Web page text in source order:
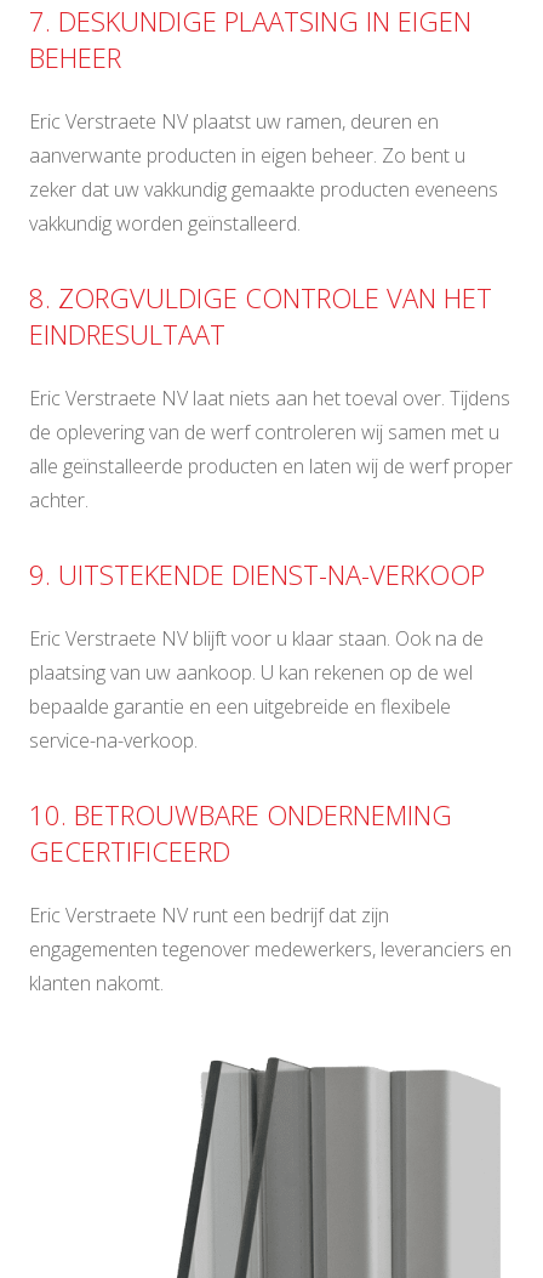
7. DESKUNDIGE PLAATSING IN EIGEN
BEHEER
Eric Verstraete NV plaatst uw ramen, deuren en
aanverwante producten in eigen beheer. Zo bent u
zeker dat uw vakkundig gemaakte producten eveneens
vakkundig worden geïnstalleerd.
8. ZORGVULDIGE CONTROLE VAN HET
EINDRESULTAAT
Eric Verstraete NV laat niets aan het toeval over. Tijdens
de oplevering van de werf controleren wij samen met u
alle geïnstalleerde producten en laten wij de werf proper
achter.
9. UITSTEKENDE DIENST-NA-VERKOOP
Eric Verstraete NV blijft voor u klaar staan. Ook na de
plaatsing van uw aankoop. U kan rekenen op de wel
bepaalde garantie en een uitgebreide en flexibele
service-na-verkoop.
10. BETROUWBARE ONDERNEMING
GECERTIFICEERD
Eric Verstraete NV runt een bedrijf dat zijn
engagementen tegenover medewerkers, leveranciers en
klanten nakomt.